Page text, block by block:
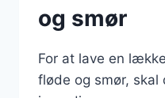
og smør
For at lave en
fløde og smør, skal